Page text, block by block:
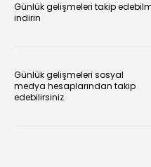
Günlük gelişmeleri takip
indirin
Günlük gelişmeleri sosyal
medya hesaplarından takip
edebilirsiniz.